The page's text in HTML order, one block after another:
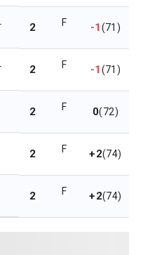
2 F -1(71)
2 F -1(71)
2 F 0(72)
2 F +2(74)
2 F +2(74)